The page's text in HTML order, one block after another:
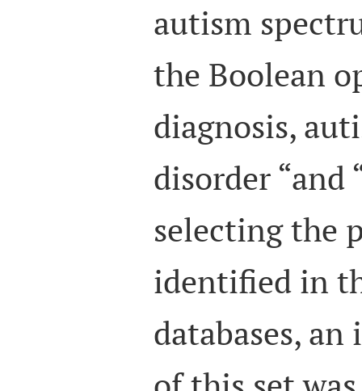
autism
the Boolean
diagnosis,
disorder “and
selecting the
identified in
databases,